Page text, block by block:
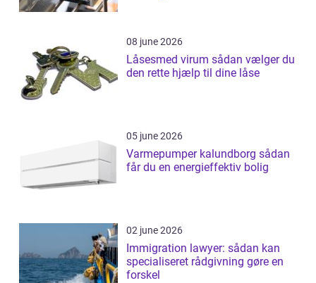
08 june 2026
Låsesmed virum sådan vælger du
den rette hjælp til dine låse
05 june 2026
Varmepumper kalundborg sådan
får du en energieffektiv bolig
02 june 2026
Immigration lawyer: sådan kan
specialiseret rådgivning gøre en
forskel